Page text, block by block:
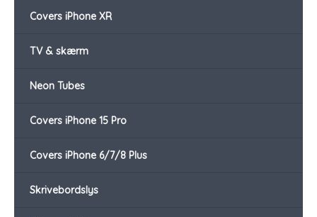
Covers iPhone XR
TV & skærm
Neon Tubes
Covers iPhone 15 Pro
Covers iPhone 6/7/8 Plus
Skrivebordslys